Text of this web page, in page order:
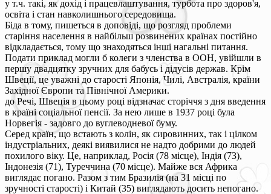
у т.ч. такі, як дохід і працевлаштування, турбота про здоров'я,
освіта і стан навколишнього середовища.
Біда в тому, пишеться в доповіді, що розгляд проблеми
старіння населення в найбільш розвинених країнах постійно
відкладається, тому що знаходяться інші нагальні питання.
Подати приклад могли б колеги з членства в ООН, увійшли в
першу двадцятку зручних для бабусь і дідусів держав. Крім
Швеції, це уважні до старості Японія, Чилі, Австралія, країни
Західної Європи та Північної Америки.
до Речі, Швеція в цьому році відзначає сторіччя з дня введення
в країні соціальної пенсії. За нею лише в 1937 році була
Норвегія - задовго до вуглеводневої буму.
Серед країн, що встають з колін, як сировинних, так і цілком
індустріальних, деякі виявилися не надто добрими до людей
похилого віку. Це, наприклад, Росія (78 місце), Індія (73),
Індонезія (71), Туреччина (70 місце). Майже вся Африка
виглядає погано. Разом з тим Бразилія (на 31 місці по
зручності старості) і Китай (35) виглядають досить непогано.